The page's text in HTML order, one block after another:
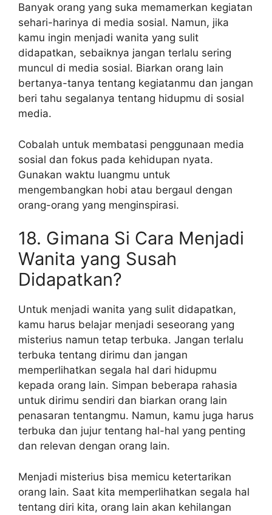
Banyak orang yang suka memamerkan kegiatan
sehari-harinya di media sosial. Namun, jika
kamu ingin menjadi wanita yang sulit
didapatkan, sebaiknya jangan terlalu sering
muncul di media sosial. Biarkan orang lain
bertanya-tanya tentang kegiatanmu dan jangan
beri tahu segalanya tentang hidupmu di sosial
media.
Cobalah untuk membatasi penggunaan media
sosial dan fokus pada kehidupan nyata.
Gunakan waktu luangmu untuk
mengembangkan hobi atau bergaul dengan
orang-orang yang menginspirasi.
18. Gimana Si Cara Menjadi
Wanita yang Susah
Didapatkan?
Untuk menjadi wanita yang sulit didapatkan,
kamu harus belajar menjadi seseorang yang
misterius namun tetap terbuka. Jangan terlalu
terbuka tentang dirimu dan jangan
memperlihatkan segala hal dari hidupmu
kepada orang lain. Simpan beberapa rahasia
untuk dirimu sendiri dan biarkan orang lain
penasaran tentangmu. Namun, kamu juga harus
terbuka dan jujur tentang hal-hal yang penting
dan relevan dengan orang lain.
Menjadi misterius bisa memicu ketertarikan
orang lain. Saat kita memperlihatkan segala hal
tentang diri kita, orang lain akan kehilangan